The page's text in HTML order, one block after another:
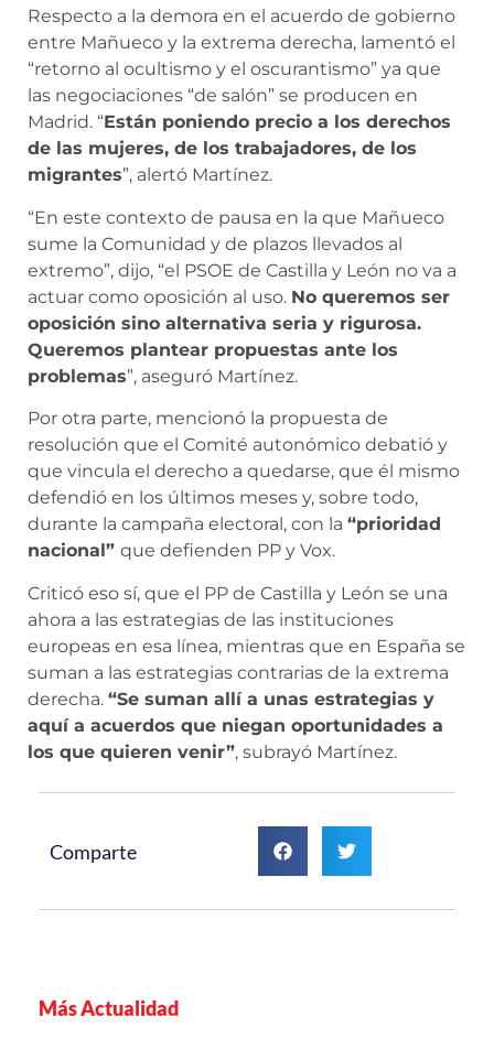
Respecto a la demora en el acuerdo de gobierno
entre Mañueco y la extrema derecha, lamentó el
“retorno al ocultismo y el oscurantismo” ya que
las negociaciones “de salón” se producen en
Madrid. “Están poniendo precio a los derechos
de las mujeres, de los trabajadores, de los
migrantes”, alertó Martínez.
“En este contexto de pausa en la que Mañueco
sume la Comunidad y de plazos llevados al
extremo”, dijo, “el PSOE de Castilla y León no va a
actuar como oposición al uso. No queremos ser
oposición sino alternativa seria y rigurosa.
Queremos plantear propuestas ante los
problemas”, aseguró Martínez.
Por otra parte, mencionó la propuesta de
resolución que el Comité autonómico debatió y
que vincula el derecho a quedarse, que él mismo
defendió en los últimos meses y, sobre todo,
durante la campaña electoral, con la “prioridad
nacional” que defienden PP y Vox.
Criticó eso sí, que el PP de Castilla y León se una
ahora a las estrategias de las instituciones
europeas en esa línea, mientras que en España se
suman a las estrategias contrarias de la extrema
derecha. “Se suman allí a unas estrategias y
aquí a acuerdos que niegan oportunidades a
los que quieren venir”, subrayó Martínez.
Comparte
Más Actualidad